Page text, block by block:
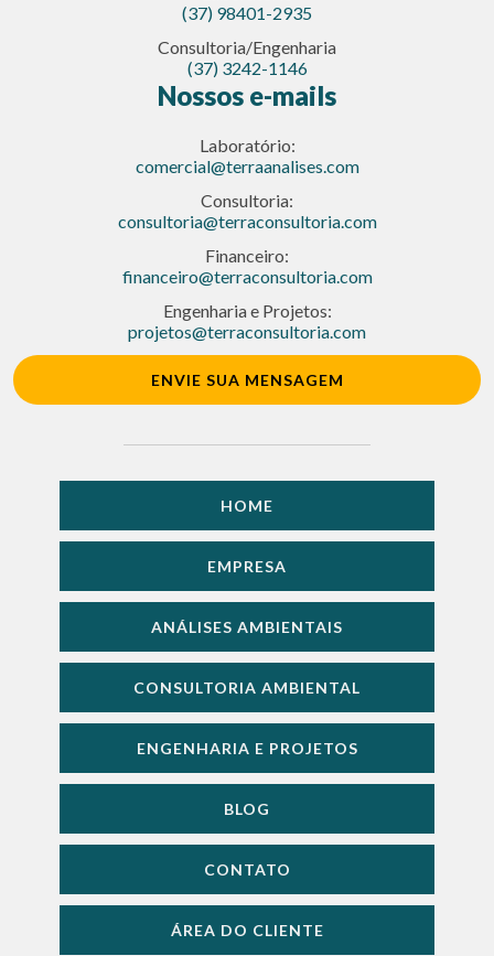
(37) 98401-2935
Consultoria/Engenharia
(37) 3242-1146
Nossos e-mails
Laboratório:
comercial@terraanalises.com
Consultoria:
consultoria@terraconsultoria.com
Financeiro:
financeiro@terraconsultoria.com
Engenharia e Projetos:
projetos@terraconsultoria.com
ENVIE SUA MENSAGEM
HOME
EMPRESA
ANÁLISES AMBIENTAIS
CONSULTORIA AMBIENTAL
ENGENHARIA E PROJETOS
BLOG
CONTATO
ÁREA DO CLIENTE